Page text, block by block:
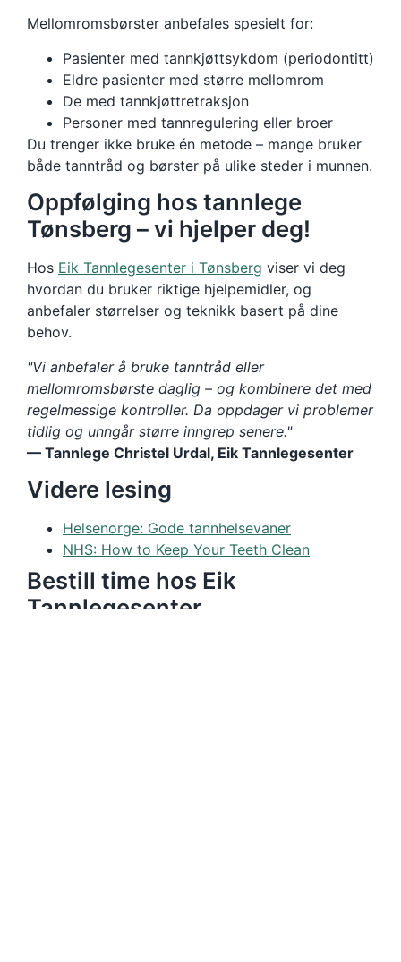
Mellomromsbørster anbefales spesielt for:
Pasienter med tannkjøttsykdom (periodontitt)
Eldre pasienter med større mellomrom
De med tannkjøttretraksjon
Personer med tannregulering eller broer
Du trenger ikke bruke én metode – mange bruker
både tanntråd og børster på ulike steder i munnen.
Oppfølging hos tannlege
Tønsberg – vi hjelper deg!
Hos Eik Tannlegesenter i Tønsberg viser vi deg
hvordan du bruker riktige hjelpemidler, og
anbefaler størrelser og teknikk basert på dine
behov.
"Vi anbefaler å bruke tanntråd eller
mellomromsbørste daglig – og kombinere det med
regelmessige kontroller. Da oppdager vi problemer
tidlig og unngår større inngrep senere."
— Tannlege Christel Urdal, Eik Tannlegesenter
Videre lesing
Helsenorge: Gode tannhelsevaner
NHS: How to Keep Your Teeth Clean
Bestill time hos Eik
Tannlegesenter